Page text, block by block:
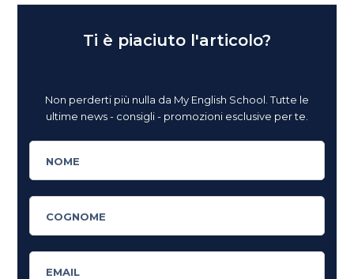
Ti è piaciuto l'articolo?
Non perderti più nulla da My English School. Tutte le
ultime news - consigli - promozioni esclusive per te.